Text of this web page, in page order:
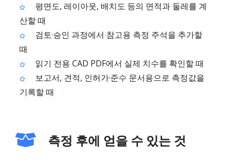
평면도, 레이아웃, 배치도 등의 면적과 둘레를 계
산할 때
검토·승인 과정에서 참고용 측정 주석을 추가할
때
읽기 전용 CAD PDF에서 실제 치수를 확인할 때
보고서, 견적, 인허가·준수 문서용으로 측정값을
기록할 때
측정 후에 얻을 수 있는 것